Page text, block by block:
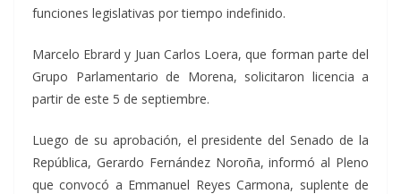
funciones legislativas por tiempo indefinido.
Marcelo Ebrard y Juan Carlos Loera, que forman parte del
Grupo Parlamentario de Morena, solicitaron licencia a
partir de este 5 de septiembre.
Luego de su aprobación, el presidente del Senado de la
República, Gerardo Fernández Noroña, informó al Pleno
que convocó a Emmanuel Reyes Carmona, suplente de